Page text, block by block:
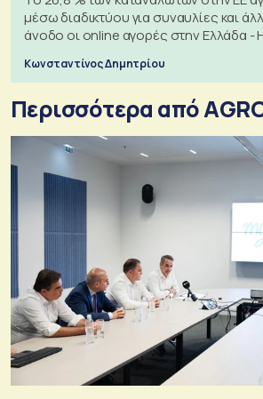
μέσω διαδικτύου για συναυλίες και
άνοδο οι online αγορές στην Ελλάδα -
Κωνσταντίνος Δημητρίου
Περισσότερα από